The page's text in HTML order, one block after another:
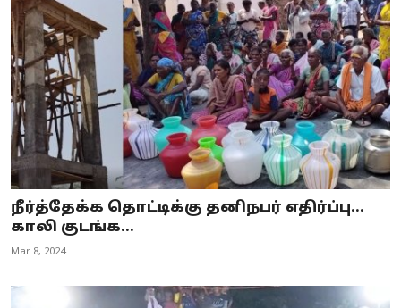
நீர்த்தேக்க தொட்டிக்கு தனிநபர் எதிர்ப்பு...
காலி குடங்க...
Mar 8, 2024